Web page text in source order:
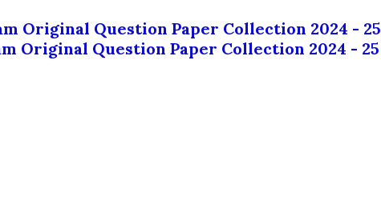
Original Question Paper Collection 2024 - 25
Original Question Paper Collection 2024 - 25